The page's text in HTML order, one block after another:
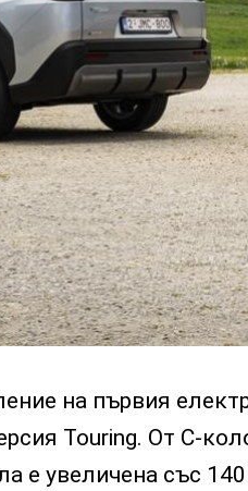
на първия
Touring. От С-
е увеличена със